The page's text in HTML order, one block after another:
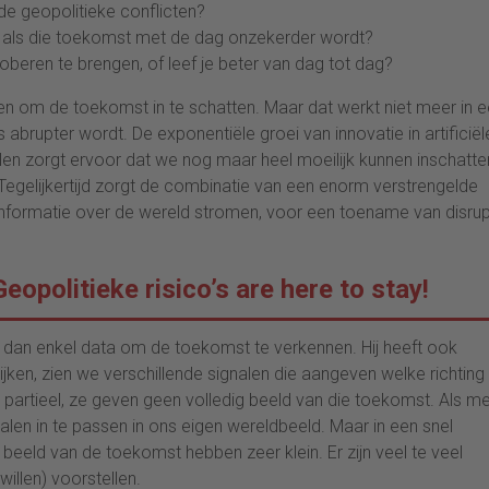
geopolitieke conflicten?
die toekomst met de dag onzekerder wordt?
te brengen, of leef je beter van dag tot dag?
om de toekomst in te schatten. Maar dat werkt niet meer in
wordt. De exponentiële groei van innovatie in
zorgt ervoor dat we nog maar heel moeilijk kunnen
zorgt de combinatie van een enorm verstrengelde
over de wereld stromen, voor een toename van
risico’s are here to stay!
enkel data om de toekomst te verkennen. Hij heeft ook
zien we verschillende signalen die aangeven welke richting
ze geven geen volledig beeld van die toekomst. Als
in te passen in ons eigen wereldbeeld. Maar in een snel
van de toekomst hebben zeer klein. Er zijn veel te veel
voorstellen.